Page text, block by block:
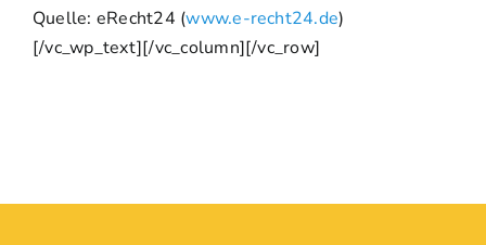
Quelle: eRecht24 (www.e-recht24.de)
[/vc_wp_text][/vc_column][/vc_row]